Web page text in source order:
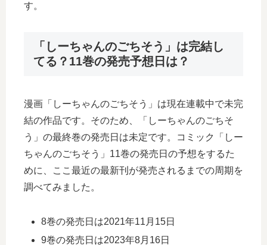
す。
「しーちゃんのごちそう」は完結し
てる？11巻の発売予想日は？
漫画「しーちゃんのごちそう」は現在連載中で未完
結の作品です。そのため、「しーちゃんのごちそ
う」の最終巻の発売日は未定です。コミック「しー
ちゃんのごちそう」11巻の発売日の予想をするた
めに、ここ最近の最新刊が発売されるまでの周期を
調べてみました。
8巻の発売日は2021年11月15日
9巻の発売日は2023年8月16日